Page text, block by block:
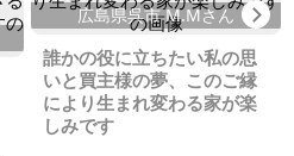
広島県呉市 M.Mさん
誰かの役に立ちたい私の思
いと買主様の夢、このご縁
により生まれ変わる家が楽
しみです